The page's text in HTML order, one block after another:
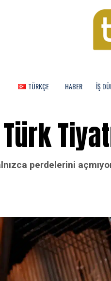
TÜRKÇE HABER İŞ
perdelerini